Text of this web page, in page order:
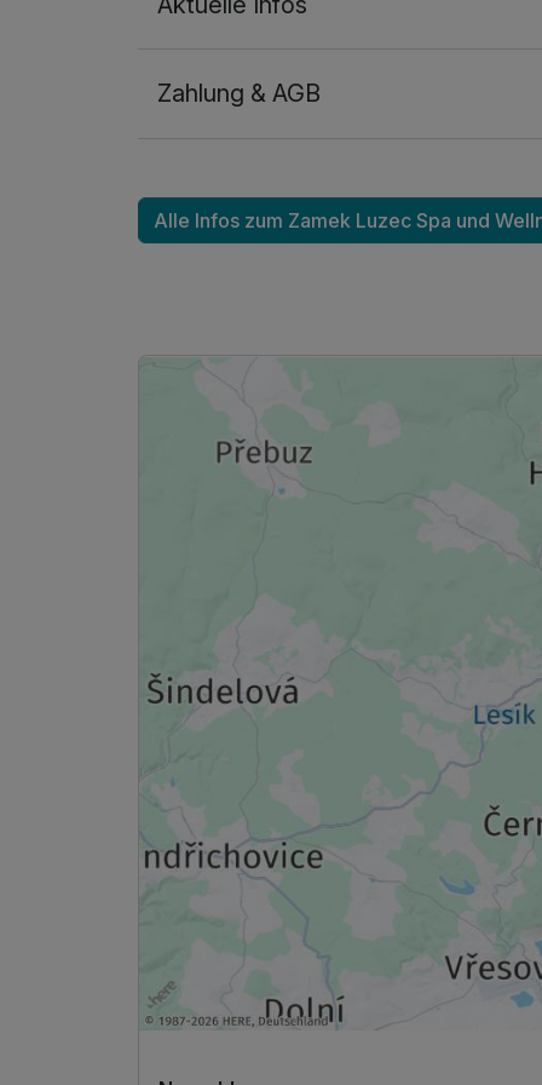
Vitalmassage
Zusatznächte
Doppelzimmer Standard
Ausstattung
Zusatznächte
Zahlung & AGB
Alle Infos zum Zamek Luzec Spa und